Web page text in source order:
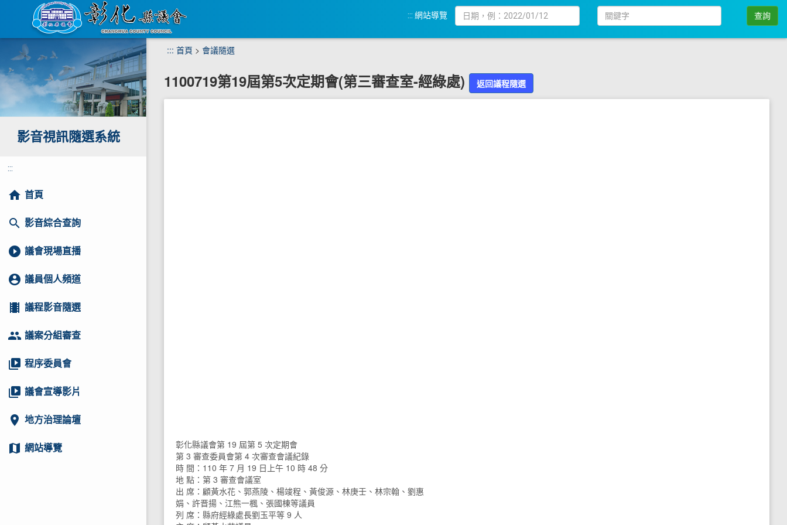
主
要
容
區
::: 網站導覽
期
鍵
查詢
影音視訊隨選系統
:::
home 首頁
search 影音綜合查詢
play_circle_filled 議會現場直播
account_circle 議員個人頻道
local_movies 議程影音隨選
group 議案分組審查
video_library 程序委員會
video_library 議會宣導影片
location_on 地方治理論壇
map 網站導覽
::: 首頁 > 會議隨選
1100719第19屆第5次定期會(第三審查室-經綠處) 返回議程隨選
彰化縣議會第 19 屆第 5 次定期會
第 3 審查委員會第 4 次審查會議紀錄
時 間：110 年 7 月 19 日上午 10 時 48 分
地 點：第 3 審查會議室
出 席：顧黃水花、郭燕陵、楊竣程、黃俊源、林庚壬、林宗翰、劉惠
娟、許晋揚、江熊一楓、張國棟等議員
列 席：縣府經綠處長劉玉平等 9 人